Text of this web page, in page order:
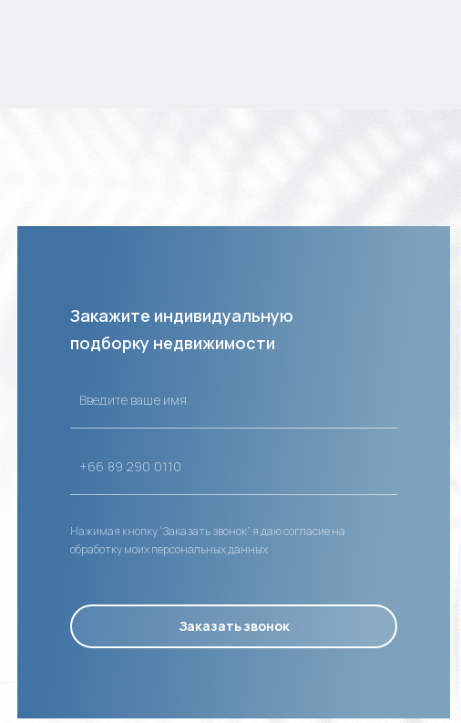
Закажите индивидуальную
подборку недвижимости
Нажимая кнопку “Заказать звонок” я даю согласие на
обработку моих персональных данных
Заказать звонок